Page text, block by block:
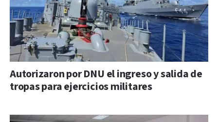
Autorizaron por DNU el ingreso y salida de
tropas para ejercicios militares